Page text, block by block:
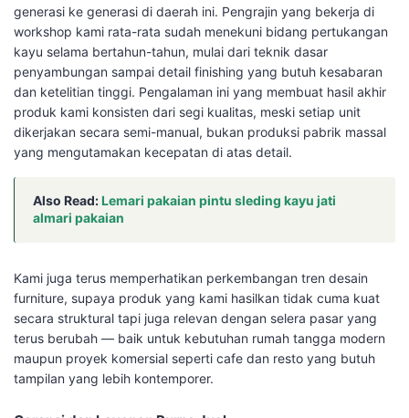
generasi ke generasi di daerah ini. Pengrajin yang bekerja di
workshop kami rata-rata sudah menekuni bidang pertukangan
kayu selama bertahun-tahun, mulai dari teknik dasar
penyambungan sampai detail finishing yang butuh kesabaran
dan ketelitian tinggi. Pengalaman ini yang membuat hasil akhir
produk kami konsisten dari segi kualitas, meski setiap unit
dikerjakan secara semi-manual, bukan produksi pabrik massal
yang mengutamakan kecepatan di atas detail.
Also Read:Lemari pakaian pintu sleding kayu jati
almari pakaian
Kami juga terus memperhatikan perkembangan tren desain
furniture, supaya produk yang kami hasilkan tidak cuma kuat
secara struktural tapi juga relevan dengan selera pasar yang
terus berubah — baik untuk kebutuhan rumah tangga modern
maupun proyek komersial seperti cafe dan resto yang butuh
tampilan yang lebih kontemporer.